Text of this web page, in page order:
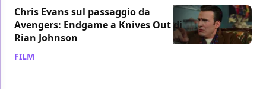
Chris Evans sul passaggio da
Avengers: Endgame a Knives Out di
Rian Johnson
FILM